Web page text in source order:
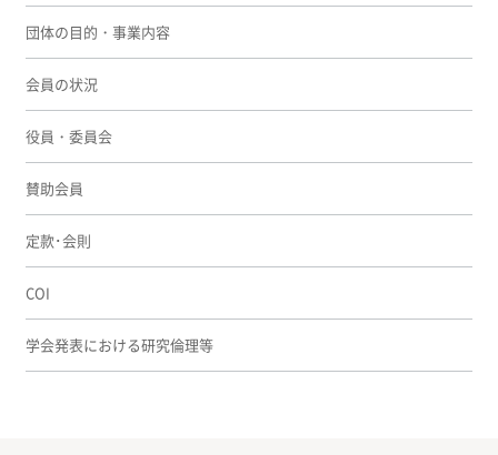
団体の目的・事業内容
会員の状況
役員・委員会
賛助会員
定款･会則
COI
学会発表における研究倫理等